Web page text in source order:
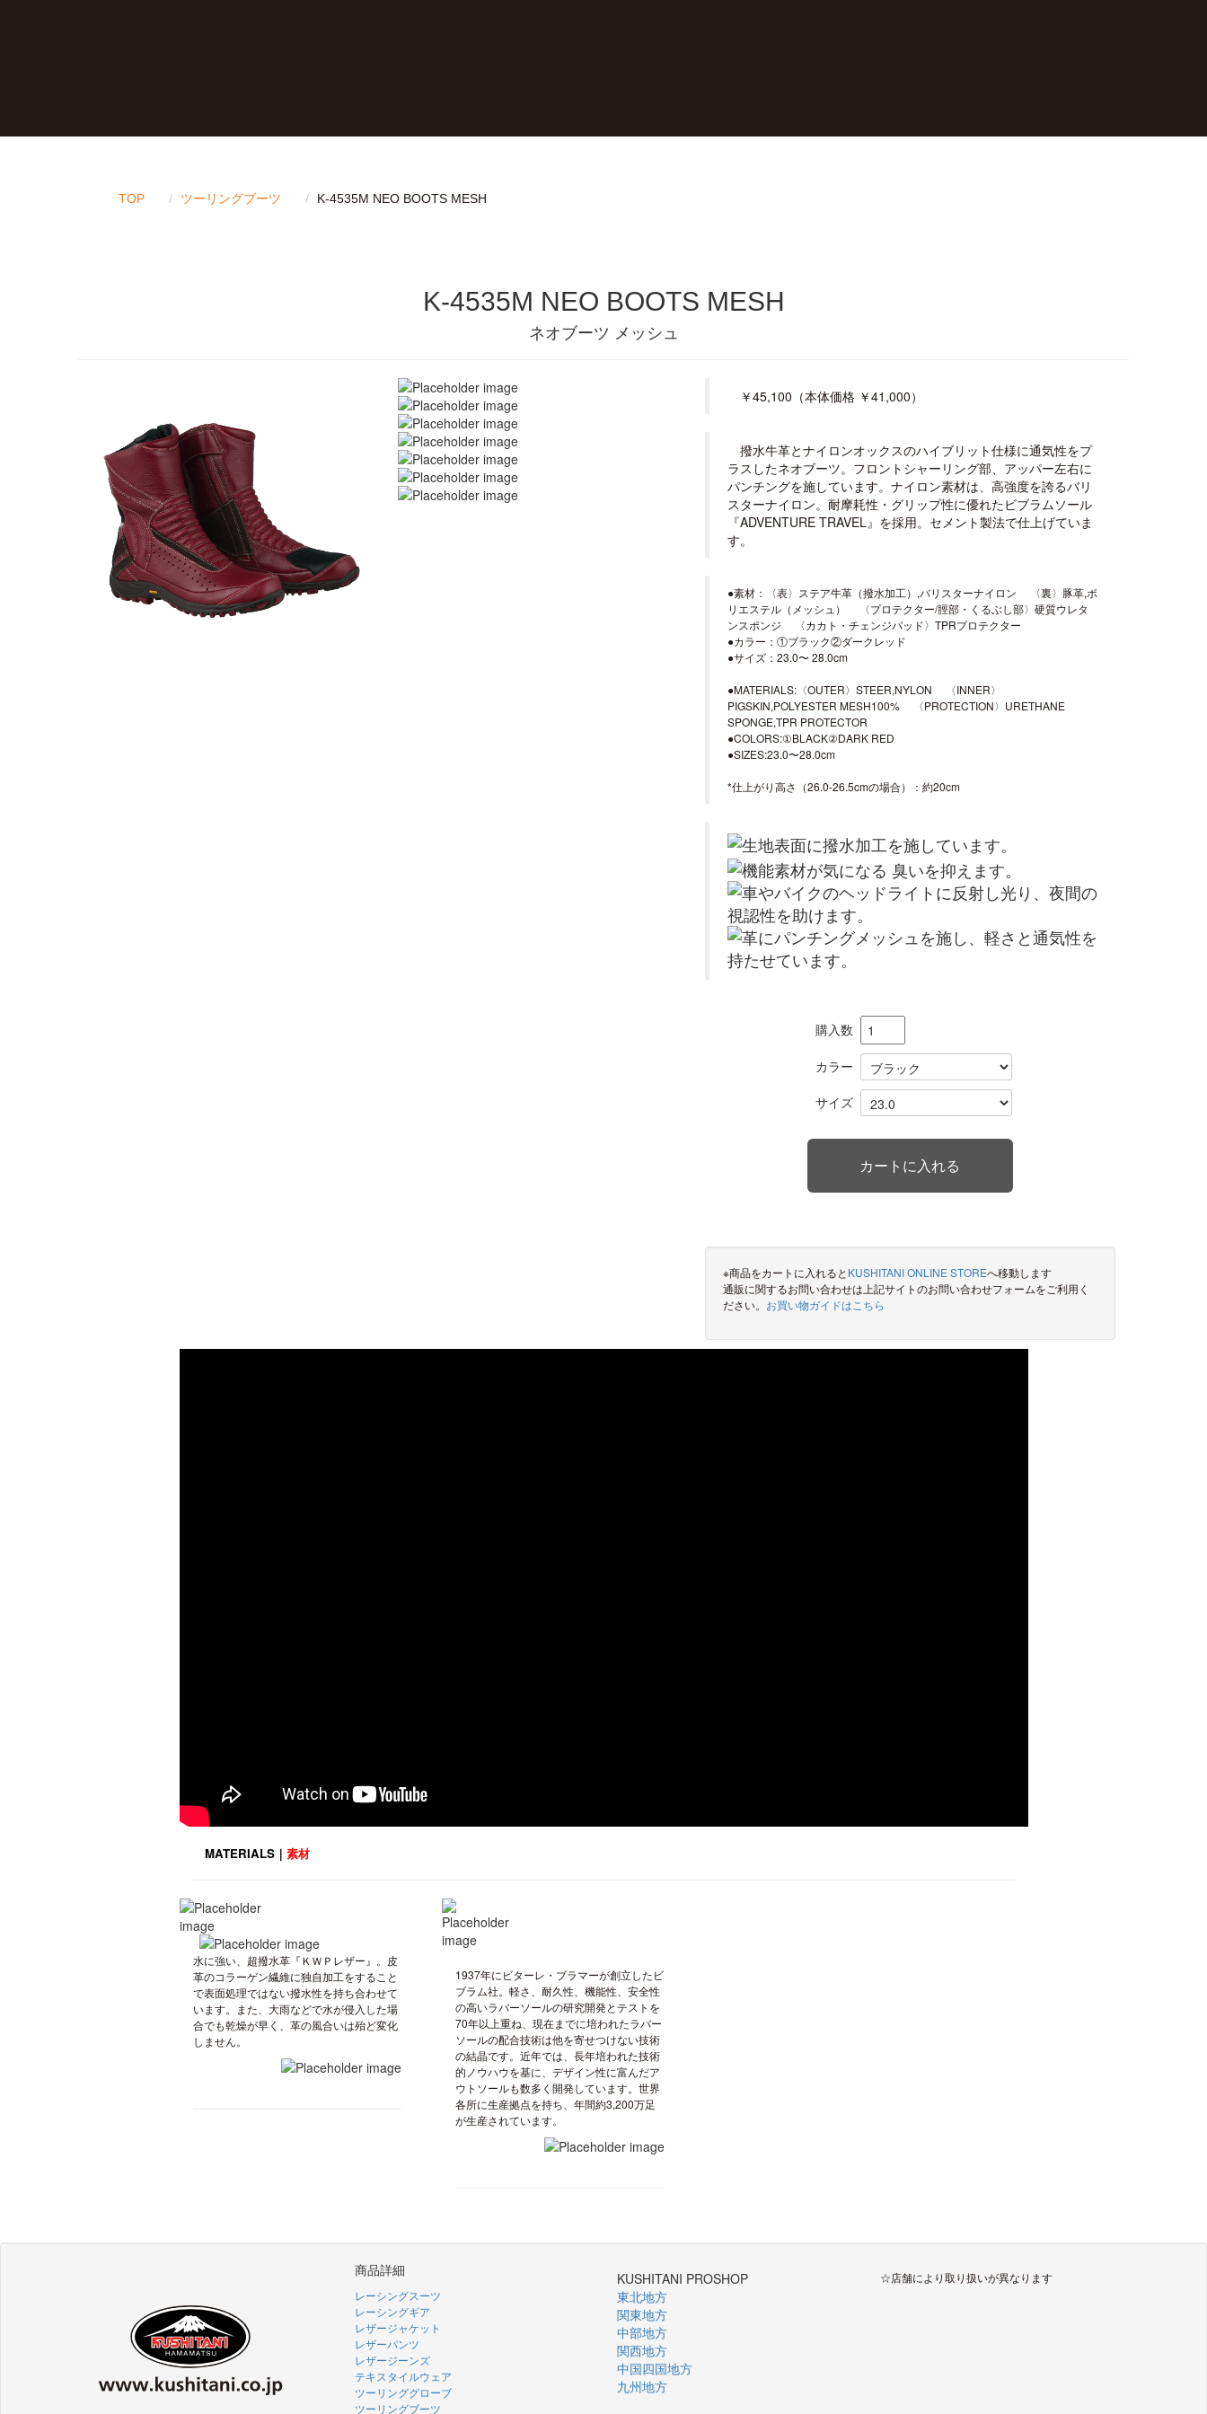
TOP ツーリングブーツ K-4535M NEO BOOTS MESH
K-4535M NEO BOOTS MESH
ネオブーツ メッシュ
￥45,100（本体価格 ￥41,000）
撥水牛革とナイロンオックスのハイブリット仕様に通気性をプ
ラスしたネオブーツ。フロントシャーリング部、アッパー左右に
パンチングを施しています。ナイロン素材は、高強度を誇るバリ
スターナイロン。耐摩耗性・グリップ性に優れたビブラムソール
『ADVENTURE TRAVEL』を採用。セメント製法で仕上げていま
す。
●素材：〈表〉ステア牛革（撥水加工）,バリスターナイロン 〈裏〉豚革,ポ
リエステル（メッシュ） 〈プロテクター/脛部・くるぶし部〉硬質ウレタ
ンスポンジ 〈カカト・チェンジパッド〉TPRプロテクター
●カラー：①ブラック②ダークレッド
●サイズ：23.0〜 28.0cm
●MATERIALS:〈OUTER〉STEER,NYLON 〈INNER〉
PIGSKIN,POLYESTER MESH100% 〈PROTECTION〉URETHANE
SPONGE,TPR PROTECTOR
●COLORS:①BLACK②DARK RED
●SIZES:23.0〜28.0cm
*仕上がり高さ（26.0-26.5cmの場合）：約20cm
購入数
カラー
サイズ
※商品をカートに入れると KUSHITANI ONLINE STOREへ移動します
通販に関するお問い合わせは上記サイトのお問い合わせフォームをご利用く
ださい。 お買い物ガイドはこちら
MATERIALS｜ 素材
水に強い、超撥水革『ＫＷＰレザー』。皮
革のコラーゲン繊維に独自加工をすること
で表面処理ではない撥水性を持ち合わせて
います。また、大雨などで水が侵入した場
合でも乾燥が早く、革の風合いは殆ど変化
しません。
1937年にビターレ・ブラマーが創立したビ
ブラム社。軽さ、耐久性、機能性、安全性
の高いラバーソールの研究開発とテストを
70年以上重ね、現在までに培われたラバー
ソールの配合技術は他を寄せつけない技術
の結晶です。近年では、長年培われた技術
的ノウハウを基に、デザイン性に富んだア
ウトソールも数多く開発しています。世界
各所に生産拠点を持ち、年間約3,200万足
が生産されています。
商品詳細
レーシングスーツ
レーシングギア
レザージャケット
レザーパンツ
レザージーンズ
テキスタイルウェア
ツーリンググローブ
ツーリングブーツ
KUSHITANI PROSHOP
東北地方
関東地方
中部地方
関西地方
中国四国地方
九州地方
☆店舗により取り扱いが異なります